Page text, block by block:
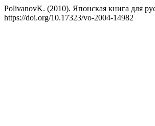
PolivanovK. (2010). Японская книга для
https://doi.org/10.17323/vo-2004-14982